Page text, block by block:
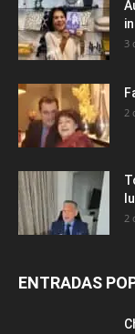
3
2
2
ENTRADAS